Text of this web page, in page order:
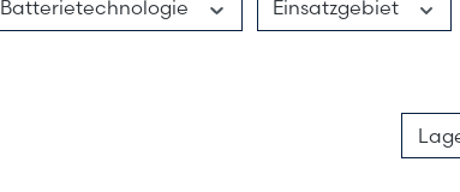
Batterietechnologie Einsatzgebiet